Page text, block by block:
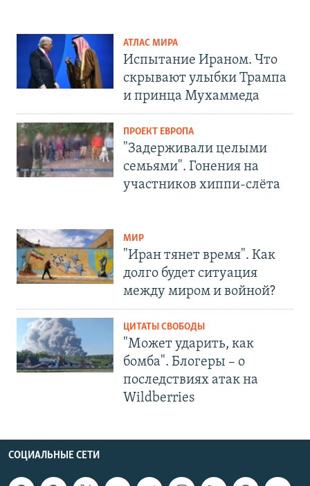
АТЛАС МИРА
Испытание Ираном. Что
скрывают улыбки Трампа
и принца Мухаммеда
ПРОЕКТ ЕВРОПА
"Задерживали целыми
семьями". Гонения на
участников хиппи-слёта
МИР
"Иран тянет время". Как
долго будет ситуация
между миром и войной?
ЦИТАТЫ СВОБОДЫ
"Может ударить, как
бомба". Блогеры – о
последствиях атак на
Wildberries
СОЦИАЛЬНЫЕ СЕТИ